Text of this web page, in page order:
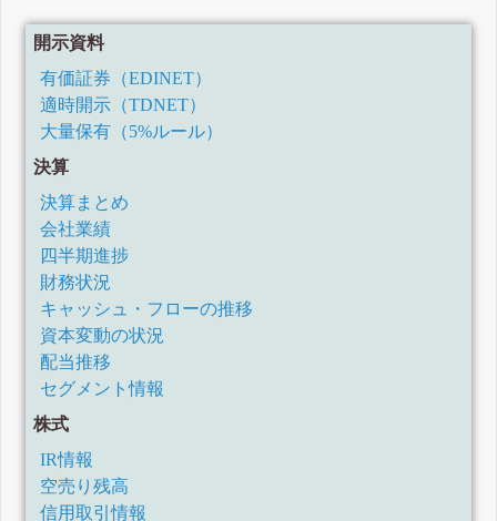
開示資料
有価証券（EDINET）
適時開示（TDNET）
大量保有（5%ルール）
決算
決算まとめ
会社業績
四半期進捗
財務状況
キャッシュ・フローの推移
資本変動の状況
配当推移
セグメント情報
株式
IR情報
空売り残高
信用取引情報